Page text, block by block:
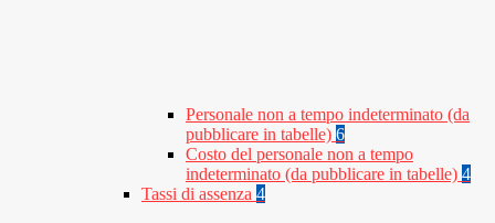
Personale non a tempo indeterminato (da
pubblicare in tabelle) 6
Costo del personale non a tempo
indeterminato (da pubblicare in tabelle) 4
Tassi di assenza 4